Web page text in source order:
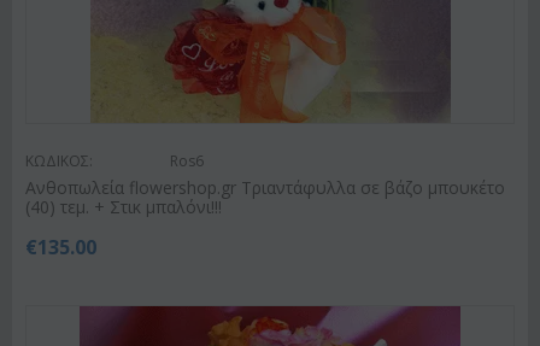
ΚΩΔΙΚΟΣ: Ros6
Ανθοπωλεία flowershop.gr Τριαντάφυλλα σε βάζο μπουκέτο
(40) τεμ. + Στικ μπαλόνι!!!
€135.00